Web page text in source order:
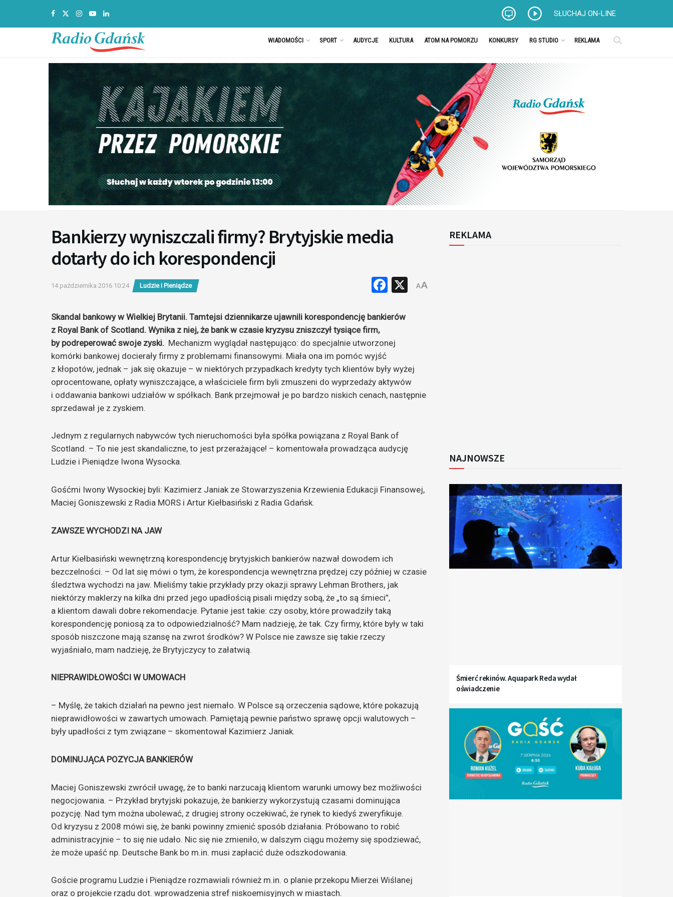
SŁUCHAJ ON-LINE
WIADOMOŚCI SPORT AUDYCJE KULTURA ATOM NA POMORZU KONKURSY RG STUDIO REKLAMA
Bankierzy wyniszczali firmy? Brytyjskie media
dotarły do ich korespondencji
14 października 2016 10:24 Ludzie i Pieniądze Facebook
X
AA
Skandal bankowy w Wielkiej Brytanii. Tamtejsi dziennikarze ujawnili korespondencję bankierów
z Royal Bank of Scotland. Wynika z niej, że bank w czasie kryzysu zniszczył tysiące firm,
by podreperować swoje zyski. Mechanizm wyglądał następująco: do specjalnie utworzonej
komórki bankowej docierały firmy z problemami finansowymi. Miała ona im pomóc wyjść
z kłopotów, jednak – jak się okazuje – w niektórych przypadkach kredyty tych klientów były wyżej
oprocentowane, opłaty wyniszczające, a właściciele firm byli zmuszeni do wyprzedaży aktywów
i oddawania bankowi udziałów w spółkach. Bank przejmował je po bardzo niskich cenach, następnie
sprzedawał je z zyskiem.
Jednym z regularnych nabywców tych nieruchomości była spółka powiązana z Royal Bank of
Scotland. – To nie jest skandaliczne, to jest przerażające! – komentowała prowadząca audycję
Ludzie i Pieniądze Iwona Wysocka.
Gośćmi Iwony Wysockiej byli: Kazimierz Janiak ze Stowarzyszenia Krzewienia Edukacji Finansowej,
Maciej Goniszewski z Radia MORS i Artur Kiełbasiński z Radia Gdańsk.
ZAWSZE WYCHODZI NA JAW
Artur Kiełbasiński wewnętrzną korespondencję brytyjskich bankierów nazwał dowodem ich
bezczelności. – Od lat się mówi o tym, że korespondencja wewnętrzna prędzej czy później w czasie
śledztwa wychodzi na jaw. Mieliśmy takie przykłady przy okazji sprawy Lehman Brothers, jak
niektórzy maklerzy na kilka dni przed jego upadłością pisali między sobą, że „to są śmieci”,
a klientom dawali dobre rekomendacje. Pytanie jest takie: czy osoby, które prowadziły taką
korespondencję poniosą za to odpowiedzialność? Mam nadzieję, że tak. Czy firmy, które były w taki
sposób niszczone mają szansę na zwrot środków? W Polsce nie zawsze się takie rzeczy
wyjaśniało, mam nadzieję, że Brytyjczycy to załatwią.
NIEPRAWIDŁOWOŚCI W UMOWACH
– Myślę, że takich działań na pewno jest niemało. W Polsce są orzeczenia sądowe, które pokazują
nieprawidłowości w zawartych umowach. Pamiętają pewnie państwo sprawę opcji walutowych –
były upadłości z tym związane – skomentował Kazimierz Janiak.
DOMINUJĄCA POZYCJA BANKIERÓW
Maciej Goniszewski zwrócił uwagę, że to banki narzucają klientom warunki umowy bez możliwości
negocjowania. – Przykład brytyjski pokazuje, że bankierzy wykorzystują czasami dominująca
pozycję. Nad tym można ubolewać, z drugiej strony oczekiwać, że rynek to kiedyś zweryfikuje.
Od kryzysu z 2008 mówi się, że banki powinny zmienić sposób działania. Próbowano to robić
administracyjnie – to się nie udało. Nic się nie zmieniło, w dalszym ciągu możemy się spodziewać,
że może upaść np. Deutsche Bank bo m.in. musi zapłacić duże odszkodowania.
Goście programu Ludzie i Pieniądze rozmawiali również m.in. o planie przekopu Mierzei Wiślanej
oraz o projekcie rządu dot. wprowadzenia stref niskoemisyjnych w miastach.
REKLAMA
NAJNOWSZE
Śmierć rekinów. Aquapark Reda wydał
oświadczenie